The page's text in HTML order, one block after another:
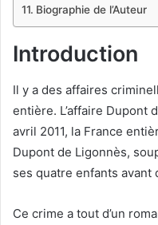
Biographie de l’Auteur
Introduction
Il y a des affaires
entière. L’affaire Dupont
avril 2011, la France
Dupont de Ligonnès,
ses quatre enfants avant
Ce crime a tout d’un